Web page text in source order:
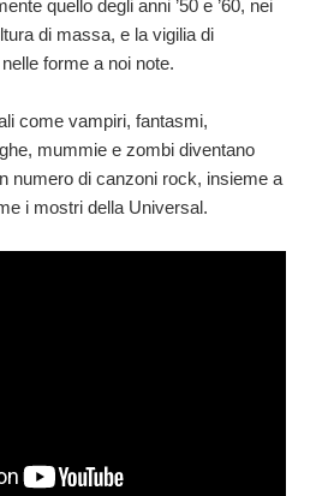
quello degli anni ’50 e ’60, nei
di massa, e la vigilia di
forme a noi note.
come vampiri, fantasmi,
mummie e zombi diventano
numero di canzoni rock, insieme a
i mostri della Universal.